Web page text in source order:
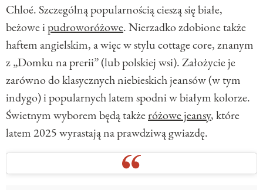
Chloé. Szczególną popularnością cieszą się białe,
beżowe ipudroworóżowe. Nierzadko zdobione także
haftem angielskim, a więc w stylu cottage core, znanym
z „Domku na prerii” (lub polskiej wsi). Założycie je
zarówno do klasycznych niebieskich jeansów (w tym
indygo) i popularnych latem spodni w białym kolorze.
Świetnym wyborem będą takżeróżowe jeansy, które
latem 2025 wyrastają na prawdziwą gwiazdę.